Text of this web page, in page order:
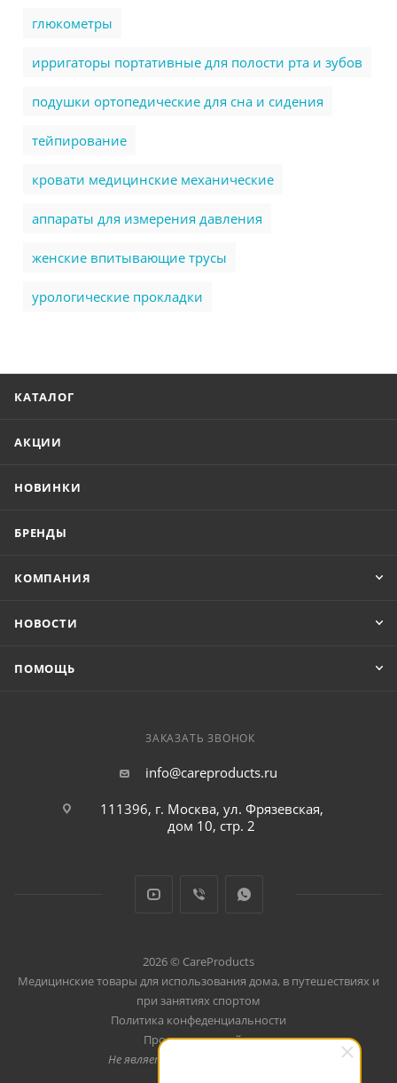
глюкометры
ирригаторы портативные для полости рта и зубов
подушки ортопедические для сна и сидения
тейпирование
кровати медицинские механические
аппараты для измерения давления
женские впитывающие трусы
урологические прокладки
КАТАЛОГ
АКЦИИ
НОВИНКИ
БРЕНДЫ
КОМПАНИЯ
НОВОСТИ
ПОМОЩЬ
ЗАКАЗАТЬ ЗВОНОК
info@careproducts.ru
111396, г. Москва, ул. Фрязевская,
дом 10, стр. 2
2026 © CareProducts
Медицинские товары для использования дома, в путешествиях и
при занятиях спортом
Политика конфеденциальности
Продвижение сайта
Не является публичной офертой